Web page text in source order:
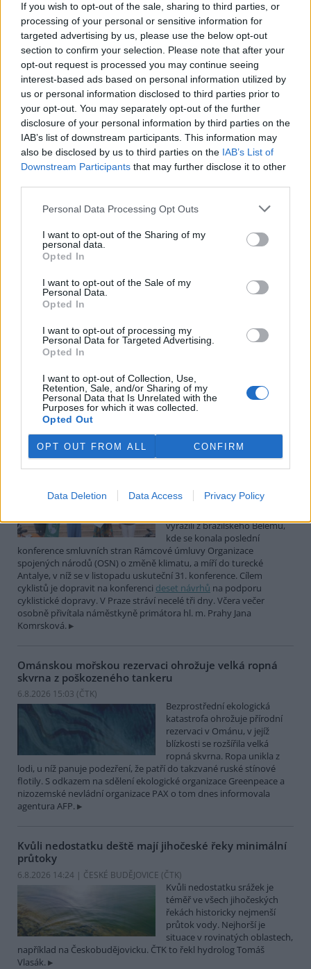
If you wish to opt-out of the sale, sharing to third parties, or
processing of your personal or sensitive information for
targeted advertising by us, please use the below opt-out
section to confirm your selection. Please note that after your
opt-out request is processed you may continue seeing
interest-based ads based on personal information utilized by
us or personal information disclosed to third parties prior to
your opt-out. You may separately opt-out of the further
disclosure of your personal information by third parties on the
IAB’s list of downstream participants. This information may
also be disclosed by us to third parties on the IAB’s List of
Downstream Participants that may further disclose it to other
Personal Data Processing Opt Outs
I want to opt-out of the Sharing of my
personal data.
Opted In
I want to opt-out of the Sale of my
Personal Data.
Opted In
I want to opt-out of processing my
Personal Data for Targeted Advertising.
Opted In
I want to opt-out of Collection, Use,
Retention, Sale, and/or Sharing of my
Personal Data that Is Unrelated with the
Purposes for which it was collected.
Opted Out
OPT OUT FROM ALL CONFIRM
Data Deletion Data Access Privacy Policy
zjištěna prověřováním. Stanovisko MŽP a ČIŽP ČTK shání.
Ředitelé odborů i mluvčí se z ČIŽP rozhodli odejít z
vlastní vůle, řekl Straka
6.8.2026 15:22 (ČTK)
Ředitel odboru vnitřních
služeb Matěj Mrlina, vedoucí
služebního úřadu Oldřich
Jarolím a tisková mluvčí Miriam
Loužecká končí na České
inspekci životního prostředí (ČIŽP) z vlastní iniciativy. Na dotaz ČTK
to napsal nový ředitel inspekce Pavel Straka (za Motoristy). O jejich
plánovaných odchodechinformovalyv pondělí Seznam Zprávy.
Veterináři v horku ošetřují více zvířat, ohrožení jsou psi
se zploštělým čumákem
Veterináři v současných
vedrech ošetřují více zvířat.
krátkou lebkou a zploštělým
čumákem, jako jsou například mopsi nebo buldočci, starší jedinci a
zvířata se srdečním onemocněním. Jejich majitelé pro ně
dehydrataci nebo kolapsu. ČTK to sdělila viceprezidentka Komory
veterinárních lékařů ČR Kateřina Valdhans.
Do Prahy dorazili jezdci cyklistické štafety, míří na
konferenci o klimatu
Do Prahy dnes dorazili jezdci
mezinárodní cyklistické štafety
vyrazili z brazilského Belému,
kde se konala poslední
konference smluvních stran Rámcové úmluvy Organizace
spojených národů (OSN) o změně klimatu, a míří do turecké
Antalye, v níž se v listopadu uskuteční 31. konference. Cílem
cyklistů je dopravit na konferenci deset návrhů na podporu
cyklistické dopravy. V Praze stráví necelé tři dny. Včera večer
osobně přivítala náměstkyně primátora hl. m. Prahy Jana
Komrsková.
Ománskou mořskou rezervaci ohrožuje velká ropná
skvrna z poškozeného tankeru
6.8.2026 15:03 (ČTK)
Bezprostřední ekologická
katastrofa ohrožuje přírodní
rezervaci v Ománu, v jejíž
blízkosti se rozšířila velká
ropná skvrna. Ropa unikla z
lodi, u níž panuje podezření, že patří do takzvané ruské stínové
flotily. S odkazem na sdělení ekologické organizace Greenpeace a
nizozemské nevládní organizace PAX o tom dnes informovala
agentura AFP.
Kvůli nedostatku deště mají jihočeské řeky minimální
průtoky
6.8.2026 14:24 | ČESKÉ BUDĚJOVICE (ČTK)
Kvůli nedostatku srážek je
téměř ve všech jihočeských
řekách historicky nejmenší
průtok vody. Nejhorší je
situace v rovinatých oblastech,
například na Českobudějovicku. ČTK to řekl hydrolog Tomáš
Vlasák.